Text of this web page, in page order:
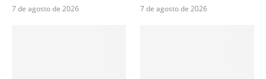
7 de agosto de 2026 7 de agosto de 2026